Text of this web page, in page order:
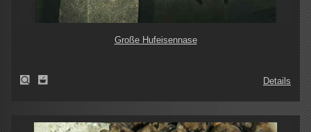
Große Hufeisennase
Details